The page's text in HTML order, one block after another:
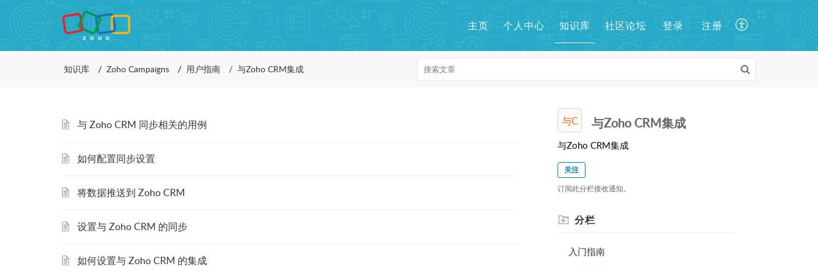
主页 个人中心 知识库 社区论坛 登录 注册
知识库 Zoho Campaigns 用户指南 与Zoho CRM集成
与 Zoho CRM 同步相关的用例
如何配置同步设置
将数据推送到 Zoho CRM
设置与 Zoho CRM 的同步
如何设置与 Zoho CRM 的集成
与C 与Zoho CRM集成
与Zoho CRM集成
关注
订阅此分栏接收通知。
分栏
入门指南